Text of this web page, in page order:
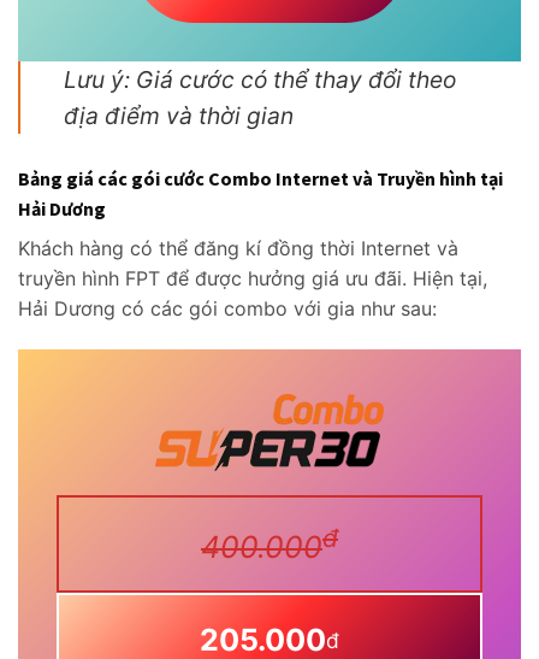
Lưu ý: Giá cước có thể thay đổi theo
địa điểm và thời gian
Bảng giá các gói cước Combo Internet và Truyền hình tại
Hải Dương
Khách hàng có thể đăng kí đồng thời Internet và
truyền hình FPT để được hưởng giá ưu đãi. Hiện tại,
Hải Dương có các gói combo với gia như sau:
400.000đ
205.000đ